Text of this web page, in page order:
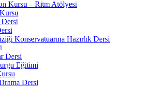
Kursu – Ritm Atölyesi
Konservatuarına Hazırlık Dersi
Dersi
Eğitimi
Dersi